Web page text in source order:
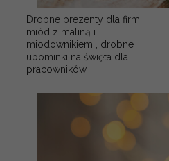
Drobne prezenty dla firm
miód z maliną i
miodownikiem , drobne
upominki na święta dla
pracowników